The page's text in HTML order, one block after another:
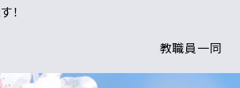
！
上げます。 教職員一同